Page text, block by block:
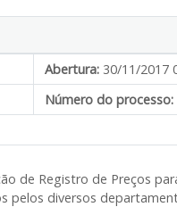
Abertura: 30/11/2017
Número do processo:
de Registro de Preços
pelos diversos